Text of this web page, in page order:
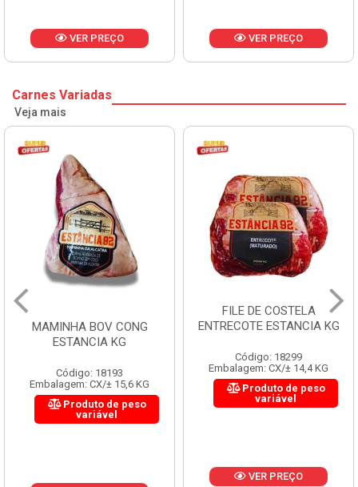
VER PREÇO VER PREÇO
Carnes Variadas
Veja mais
MAMINHA BOV CONG
ESTANCIA KG
Código: 18193
Embalagem: CX/± 15,6 KG
Produto de peso
variável
FILE DE COSTELA
ENTRECOTE ESTANCIA KG
Código: 18299
Embalagem: CX/± 14,4 KG
Produto de peso
variável
VER PREÇO